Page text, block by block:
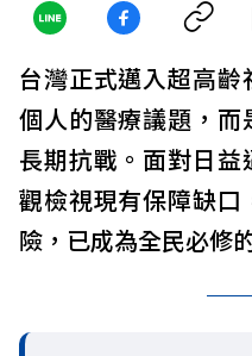
台灣正式邁入超高齡
個人的醫療議題，
長期抗戰。面對日
觀檢視現有保障缺口
險，已成為全民必修